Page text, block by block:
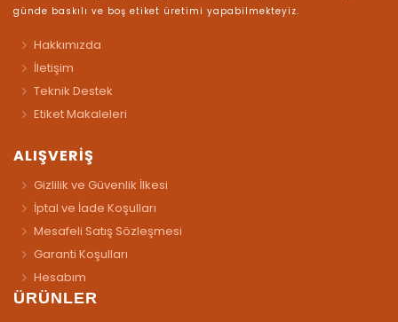
günde baskılı ve boş etiket üretimi yapabilmekteyiz.
Hakkımızda
İletişim
Teknik Destek
Etiket Makaleleri
ALIŞVERİŞ
Gizlilik ve Güvenlik İlkesi
İptal ve İade Koşulları
Mesafeli Satış Sözleşmesi
Garanti Koşulları
Hesabım
ÜRÜNLER